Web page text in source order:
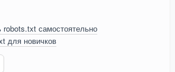
robots.txt самостоятельно
для новичков